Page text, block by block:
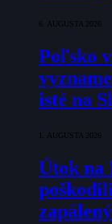
6. AUGUSTA 2026
Poľsko
isté na
1. AUGUSTA 2026
Útok na